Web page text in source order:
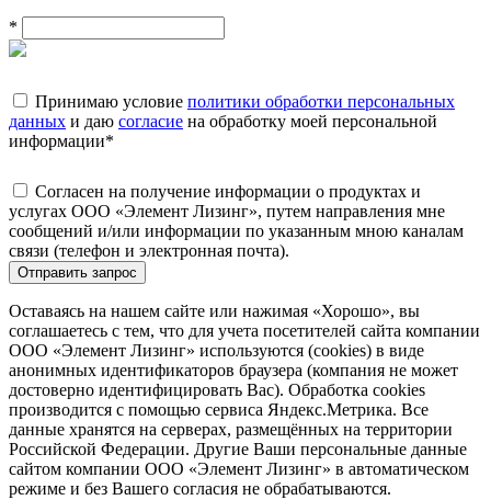
*
Принимаю условие политики обработки персональных
данных и даю согласие на обработку моей персональной
информации*
Согласен на получение информации о продуктах и
услугах ООО «Элемент Лизинг», путем направления мне
сообщений и/или информации по указанным мною каналам
связи (телефон и электронная почта).
Отправить запрос
Оставаясь на нашем сайте или нажимая «Хорошо», вы
соглашаетесь с тем, что для учета посетителей сайта компании
ООО «Элемент Лизинг» используются (cookies) в виде
анонимных идентификаторов браузера (компания не может
достоверно идентифицировать Вас). Обработка cookies
производится с помощью сервиса Яндекс.Метрика. Все
данные хранятся на серверах, размещённых на территории
Российской Федерации. Другие Ваши персональные данные
сайтом компании ООО «Элемент Лизинг» в автоматическом
режиме и без Вашего согласия не обрабатываются.